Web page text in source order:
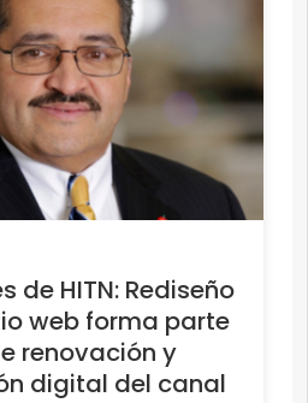
de HITN: Rediseño
web forma parte
renovación y
digital del canal